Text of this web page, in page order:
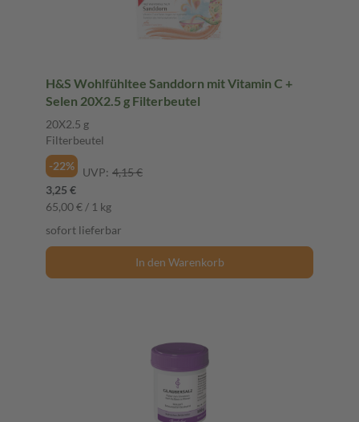
H&S Wohlfühltee Sanddorn mit Vitamin C +
Selen 20X2.5 g Filterbeutel
20X2.5 g
Filterbeutel
-22%
UVP: 4,15 €
3,25 €
65,00 € / 1 kg
sofort lieferbar
In den Warenkorb